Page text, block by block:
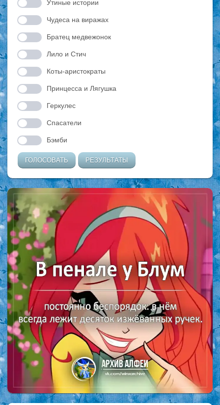
Утиные истории
Чудеса на виражах
Братец медвежонок
Лило и Стич
Коты-аристократы
Принцесса и Лягушка
Геркулес
Спасатели
Бэмби
ГОЛОСОВАТЬ РЕЗУЛЬТАТЫ